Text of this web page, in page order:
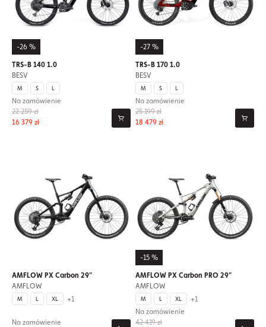
-26 %
TRS-B 140 1.0
BESV
M S L
22 259 zł
16 379 zł
Na zamówienie
-27 %
TRS-B 170 1.0
BESV
M S L
25 199 zł
18 479 zł
Na zamówienie
AMFLOW PX Carbon 29"
AMFLOW
M L XL +1
Na zamówienie
-15 %
AMFLOW PX Carbon PRO 29"
AMFLOW
M L XL +1
42 419 zł
Na zamówienie